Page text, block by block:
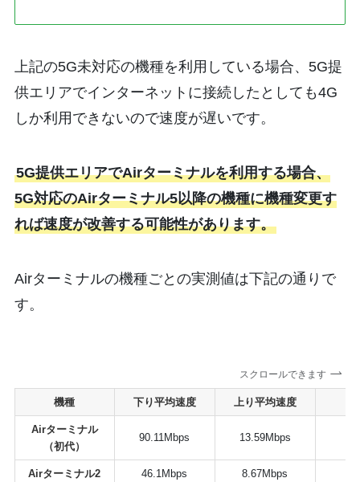
上記の5G未対応の機種を利用している場合、5G提
供エリアでインターネットに接続したとしても4G
しか利用できないので速度が遅いです。
5G提供エリアでAirターミナルを利用する場合、
5G対応のAirターミナル5以降の機種に機種変更す
れば速度が改善する可能性があります。
Airターミナルの機種ごとの実測値は下記の通りで
す。
スクロールできます
機種 下り平均速度 上り平均速度
Airターミナル
（初代）
90.11Mbps 13.59Mbps
Airターミナル2 46.1Mbps 8.67Mbps